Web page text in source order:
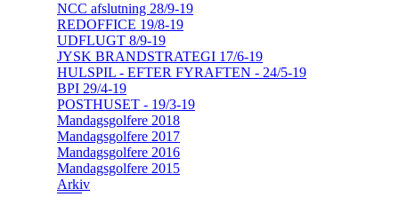
NCC afslutning 28/9-19
REDOFFICE 19/8-19
UDFLUGT 8/9-19
JYSK BRANDSTRATEGI 17/6-19
HULSPIL - EFTER FYRAFTEN - 24/5-19
BPI 29/4-19
POSTHUSET - 19/3-19
Mandagsgolfere 2018
Mandagsgolfere 2017
Mandagsgolfere 2016
Mandagsgolfere 2015
Arkiv